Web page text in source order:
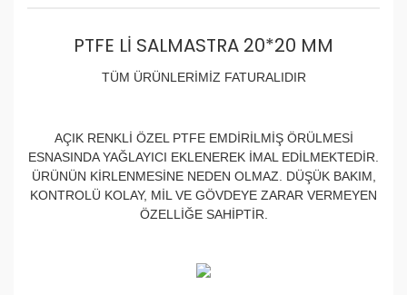
PTFE Lİ SALMASTRA 20*20 MM
TÜM ÜRÜNLERİMİZ FATURALIDIR
AÇIK RENKLİ ÖZEL PTFE EMDİRİLMİŞ ÖRÜLMESİ
ESNASINDA YAĞLAYICI EKLENEREK İMAL EDİLMEKTEDİR.
ÜRÜNÜN KİRLENMESİNE NEDEN OLMAZ. DÜŞÜK BAKIM,
KONTROLÜ KOLAY, MİL VE GÖVDEYE ZARAR VERMEYEN
ÖZELLİĞE SAHİPTİR.